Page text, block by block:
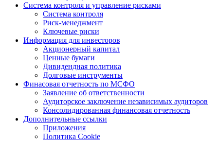
Система контроля и управление рисками
Система контроля
Риск-менеджмент
Ключевые риски
Информация для инвесторов
Акционерный капитал
Ценные бумаги
Дивидендная политика
Долговые инструменты
Финасовая отчетность по МСФО
Заявление об ответственности
Аудиторское заключение независимых аудиторов
Консолидированная финансовая отчетность
Дополнительные ссылки
Приложения
Политика Cookie